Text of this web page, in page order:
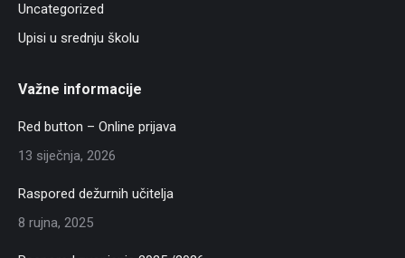
Uncategorized
Upisi u srednju školu
Važne informacije
Red button – Online prijava
13 siječnja, 2026
Raspored dežurnih učitelja
8 rujna, 2025